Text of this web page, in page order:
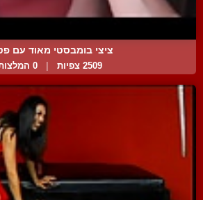
ציצי בומבסטי מאוד עם
2509 צפיות 0 המלצות